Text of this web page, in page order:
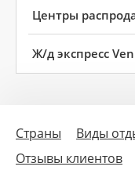
Центры
Ж/д экспресс
Страны Виды
Отзывы клиентов